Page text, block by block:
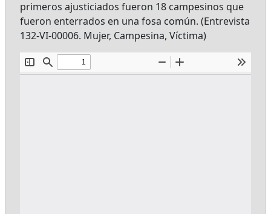
primeros ajusticiados fueron 18 campesinos que
fueron enterrados en una fosa común. (Entrevista
132-VI-00006. Mujer, Campesina, Víctima)